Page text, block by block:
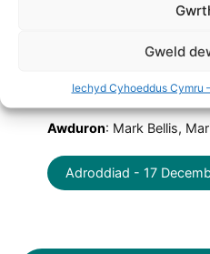
Gweld
Iechyd Cyhoeddus Cymru
cyfnod pandemig
maen nhw ar gael yn
Awduron: Mark Bellis,
Adroddiad - 17